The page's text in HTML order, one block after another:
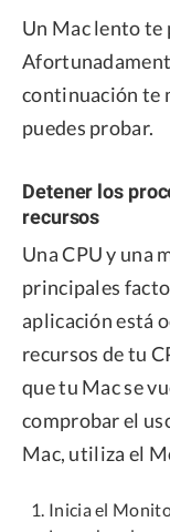
Un Mac lento te
continuación te
puedes probar.
Detener los
recursos
Una CPU y una
principales
aplicación está
recursos de tu
que tu Mac se
comprobar el
Mac, utiliza el
Inicia el